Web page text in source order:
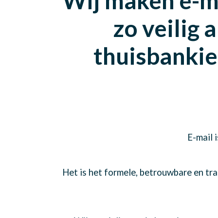
zo veilig
E-mail
Het is het formele, betrouwbare en